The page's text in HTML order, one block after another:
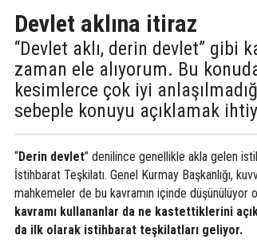
Devlet aklına itiraz
“Devlet aklı, derin devlet” gibi
zaman ele alıyorum. Bu
kesimlerce çok iyi
sebeple konuyu açıklamak
“Derin devlet” denilince genellikle akla gelen
İstihbarat Teşkilatı. Genel Kurmay Başkanlığı,
mahkemeler de bu kavramın içinde düşünülüyor
kavramı kullananlar da ne kastettiklerini
da ilk olarak istihbarat teşkilatları geliyor.